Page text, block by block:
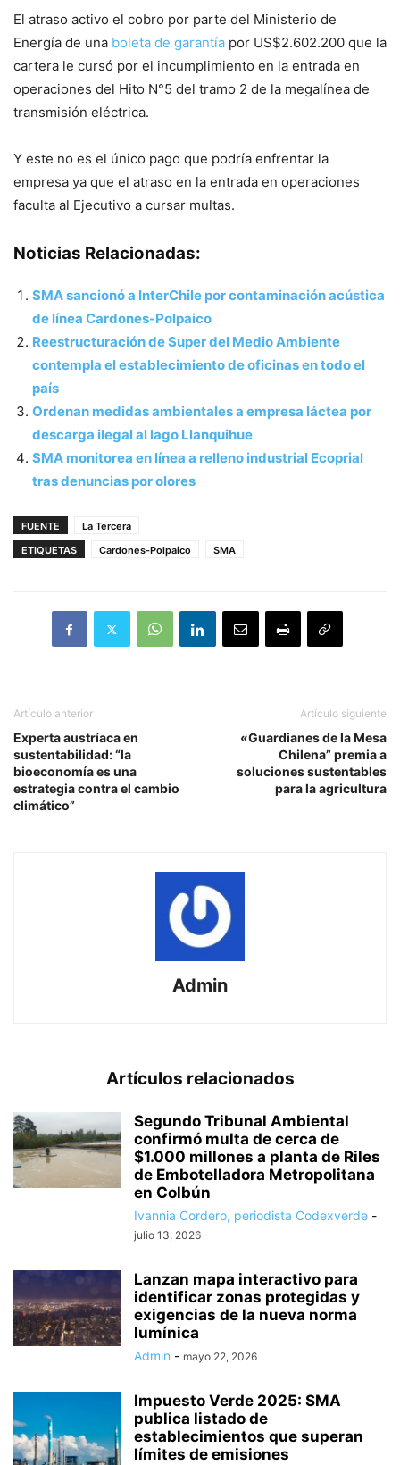
El atraso activo el cobro por parte del Ministerio de
Energía de una boleta de garantía por US$2.602.200 que la
cartera le cursó por el incumplimiento en la entrada en
operaciones del Hito N°5 del tramo 2 de la megalínea de
transmisión eléctrica.
Y este no es el único pago que podría enfrentar la
empresa ya que el atraso en la entrada en operaciones
faculta al Ejecutivo a cursar multas.
Noticias Relacionadas:
SMA sancionó a InterChile por contaminación acústica
de línea Cardones-Polpaico
Reestructuración de Super del Medio Ambiente
contempla el establecimiento de oficinas en todo el
país
Ordenan medidas ambientales a empresa láctea por
descarga ilegal al lago Llanquihue
SMA monitorea en línea a relleno industrial Ecoprial
tras denuncias por olores
FUENTE
La Tercera
ETIQUETAS
Cardones-Polpaico SMA
Artículo anterior
Experta austríaca en
sustentabilidad: “la
bioeconomía es una
estrategia contra el cambio
climático”
Artículo siguiente
«Guardianes de la Mesa
Chilena” premia a
soluciones sustentables
para la agricultura
Admin
Artículos relacionados
Segundo Tribunal Ambiental
confirmó multa de cerca de
$1.000 millones a planta de Riles
de Embotelladora Metropolitana
en Colbún
Ivannia Cordero, periodista Codexverde -
julio 13, 2026
Lanzan mapa interactivo para
identificar zonas protegidas y
exigencias de la nueva norma
lumínica
Admin - mayo 22, 2026
Impuesto Verde 2025: SMA
publica listado de
establecimientos que superan
límites de emisiones